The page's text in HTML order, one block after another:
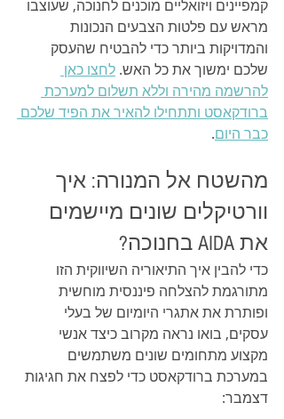
קמפיינים ויזואליים מוכנים לחנוכה, שעוצבו
מראש עם פלטות הצבעים הנכונות
והמדויקות ביותר כדי להבטיח שהעסק
שלכם ימשוך את כל האש. לחצו כאן
להרשמה מהירה וללא תשלום למערכת
ברודקאסט ותתחילו להאיר את הפיד שלכם
כבר היום.
מהשטח אל המנורה: איך
וורטיקלים שונים מיישמים
את AIDA בחנוכה?
כדי להבין איך התיאוריה השיווקית הזו
מתורגמת להצלחה פיננסית מוחשית
ופותרת את אתגרי היומיום של בעלי
עסקים, בואו נראה מקרוב כיצד אנשי
מקצוע מתחומים שונים משתמשים
במערכת ברודקאסט כדי לפצח את חגיגות
דצמבר: